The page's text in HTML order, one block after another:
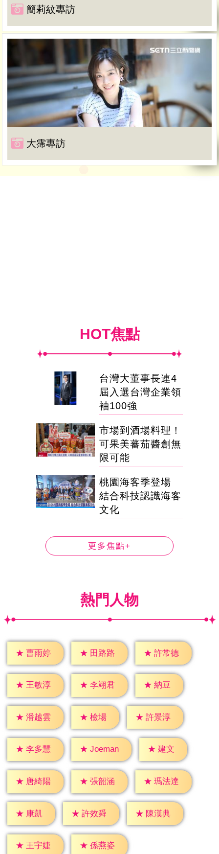
簡莉紋專訪
大霈專訪
HOT焦點
台灣大董事長連4
屆入選台灣企業領
袖100強
市場到酒場料理！
可果美蕃茄醬創無
限可能
桃園海客季登場
結合科技認識海客
文化
更多焦點+
熱門人物
★ 曹雨婷 ★ 田路路 ★ 許常德
★ 王敏淳 ★ 李翊君 ★ 納豆
★ 潘越雲 ★ 檢場 ★ 許景淳
★ 李多慧 ★ Joeman ★ 建文
★ 唐綺陽 ★ 張韶涵 ★ 瑪法達
★ 康凱 ★ 許效舜 ★ 陳漢典
★ 王宇婕 ★ 孫燕姿